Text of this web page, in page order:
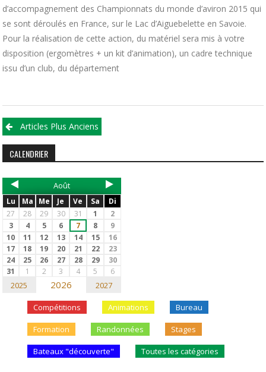
d’accompagnement des Championnats du monde d’aviron 2015 qui
se sont déroulés en France, sur le Lac d’Aiguebelette en Savoie.
Pour la réalisation de cette action, du matériel sera mis à votre
disposition (ergomètres + un kit d’animation), un cadre technique
issu d’un club, du département
Articles Plus Anciens
CALENDRIER
Août
Lu Ma Me Je Ve Sa
Di
27
28 29 30 31 1
2
3
4 5 6 7 8
9
10
11 12 13 14 15
16
17
18 19 20 21 22
23
24
25 26 27 28 29
30
31
1 2 3 4 5 6
2025 2026 2027
Compétitions Animations Bureau
Formation Randonnées Stages
Bateaux "découverte" Toutes les catégories